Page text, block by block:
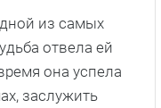
из самых
отвела ей
она успела
заслужить